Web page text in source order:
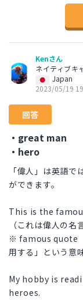
Kenさん
ネイティブキ
Japan
2023/05/19
回答
・great man
・hero
「偉人」は英語
ができます。
This is the
（これは偉人の名
※ famous quote
用する」という意
My hobby is
heroes.